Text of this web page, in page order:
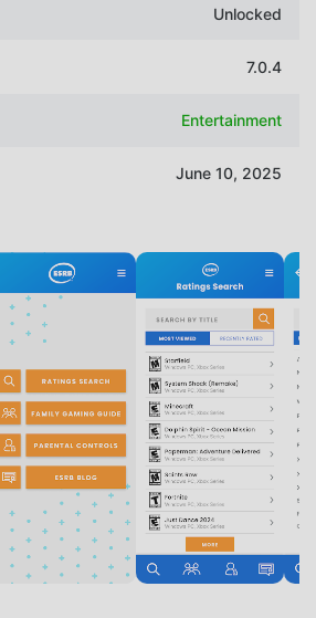
Unlocked
7.0.4
Entertainment
June 10, 2025